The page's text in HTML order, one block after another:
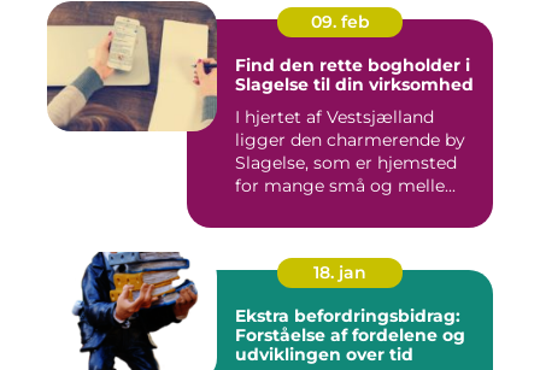
09. feb
Find den rette bogholder i
Slagelse til din virksomhed
I hjertet af Vestsjælland
ligger den charmerende by
Slagelse, som er hjemsted
for mange små og melle...
18. jan
Ekstra befordringsbidrag:
Forståelse af fordelene og
udviklingen over tid